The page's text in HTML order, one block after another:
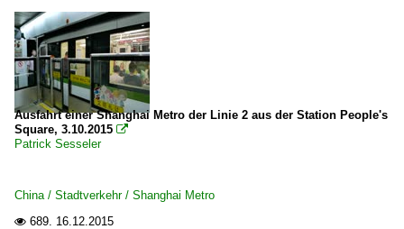
Ausfahrt einer Shanghai Metro der Linie 2 aus der Station People's
Square, 3.10.2015 
Patrick Sesseler
China / Stadtverkehr / Shanghai Metro
 689. 16.12.2015